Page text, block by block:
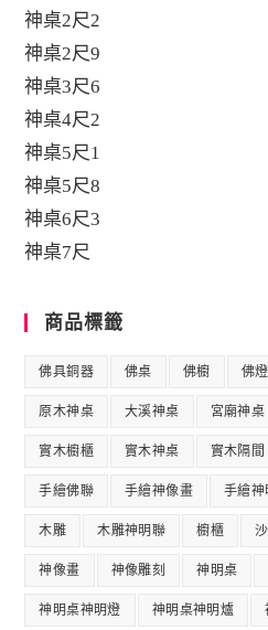
神桌2尺2
神桌2尺9
神桌3尺6
神桌4尺2
神桌5尺1
神桌5尺8
神桌6尺3
神桌7尺
商品標籤
佛具銅器 佛桌 佛櫥 佛燈
原木神桌 大溪神桌 宮廟神桌
實木櫥櫃 實木神桌 實木隔間
手繪佛聯 手繪神像畫 手繪神
木雕 木雕神明聯 櫥櫃
神像畫 神像雕刻 神明桌
神明桌神明燈 神明桌神明爐